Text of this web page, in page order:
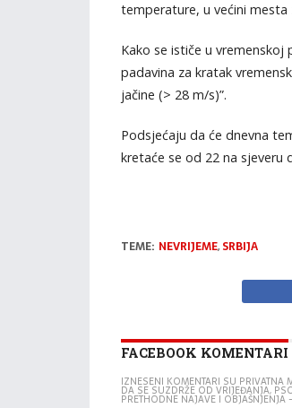
temperature, u većini mesta
Kako se ističe u vremenskoj
padavina za kratak
jačine (> 28 m/s)”.
Podsjećaju da će dnevna
kretaće se od 22 na sjeveru
TEME: NEVRIJEME, SRBIJA
FACEBOOK KOMENTARI
IZNESENI KOMENTARI SU PRIVATNA
DA SE SUZDRŽE OD VRIJEĐANJA,
PRETHODNE NAJAVE I OBJAŠNJENJA -